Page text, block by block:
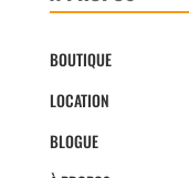
BOUTIQUE
LOCATION
BLOGUE